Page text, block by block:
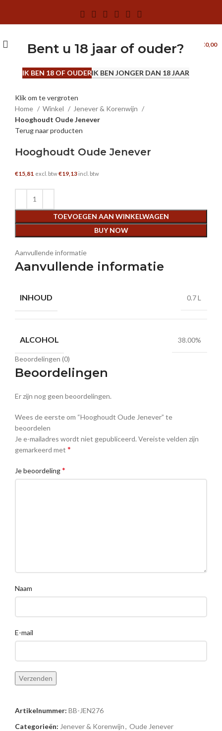
Bent u 18 jaar of ouder?
IK BEN 18 OF OUDERIK BEN JONGER DAN 18 JAAR
MENU €0,00
0.7 L
Klik om te vergroten
Home
Winkel
Jenever & Korenwijn
Hooghoudt Oude Jenever
Terug naar producten
Hooghoudt Oude Jenever
€15,81 excl. btw€19,13 incl. btw
TOEVOEGEN AAN WINKELWAGEN
BUY NOW
Aanvullende informatie
Aanvullende informatie
INHOUD 0.7 L
ALCOHOL 38.00%
Beoordelingen (0)
Beoordelingen
Er zijn nog geen beoordelingen.
Wees de eerste om “Hooghoudt Oude Jenever” te
beoordelen
Je e-mailadres wordt niet gepubliceerd. Vereiste velden zijn
gemarkeerd met *
Je beoordeling*
Naam
E-mail
Artikelnummer: BB-JEN276
Categorieën: Jenever & Korenwijn, Oude Jenever